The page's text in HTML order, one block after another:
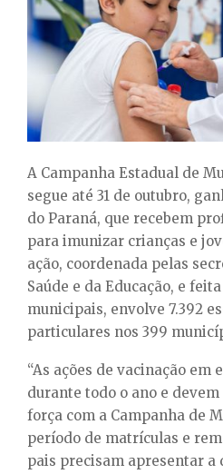
N
U
A Campanha Estadual de
segue até 31 de outubro,
do Paraná, que recebem
para imunizar crianças e
ação, coordenada pelas
Saúde e da Educação, e
municipais, envolve 7.392
particulares nos 399
“As ações de vacinação em
durante todo o ano e
força com a Campanha de
período de matrículas e
pais precisam apresentar a